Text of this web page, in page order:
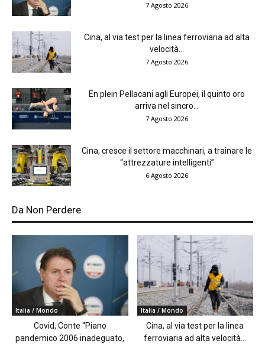
7 Agosto 2026
Cina, al via test per la linea ferroviaria ad alta
velocità...
7 Agosto 2026
En plein Pellacani agli Europei, il quinto oro
arriva nel sincro...
7 Agosto 2026
Cina, cresce il settore macchinari, a trainare le
“attrezzature intelligenti”
6 Agosto 2026
Da Non Perdere
Italia / Mondo
Covid, Conte “Piano
pandemico 2006 inadeguato,
Italia / Mondo
Cina, al via test per la linea
ferroviaria ad alta velocità...